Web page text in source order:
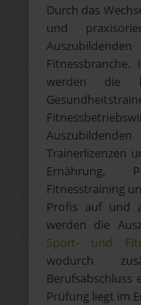
Durch das
und
werden die
Trainerlizenzen
Ernährung,
Fitnesstraining
Profis auf und
werden die
Sport- und
wodurch
Berufsabschluss
Prüfung liegt im